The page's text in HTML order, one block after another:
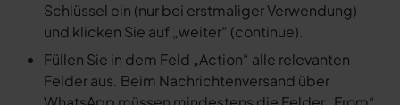
Schlüssel ein (nur bei erstmaliger Verwendung)
und klicken Sie auf „weiter“ (continue).
Füllen Sie in dem Feld „Action“ alle relevanten
Felder aus. Beim Nachrichtenversand über